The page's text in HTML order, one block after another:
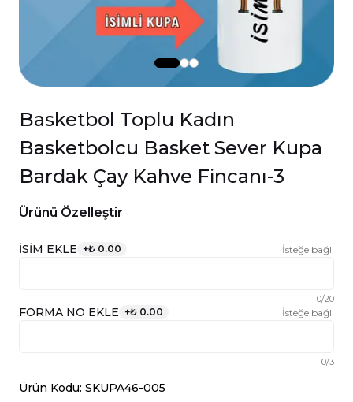
Basketbol Toplu Kadın
Basketbolcu Basket Sever Kupa
Bardak Çay Kahve Fincanı-3
Ürünü Özelleştir
İSİM EKLE +₺ 0.00 İsteğe bağlı
0/20
FORMA NO EKLE +₺ 0.00 İsteğe bağlı
0/3
Ürün Kodu: SKUPA46-005